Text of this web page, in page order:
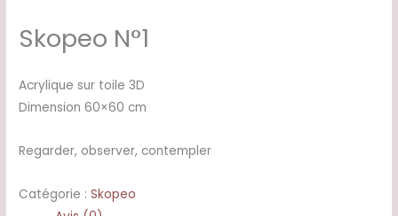
Skopeo N°1
Acrylique sur toile 3D
Dimension 60×60 cm
Regarder, observer, contempler
Catégorie :Skopeo